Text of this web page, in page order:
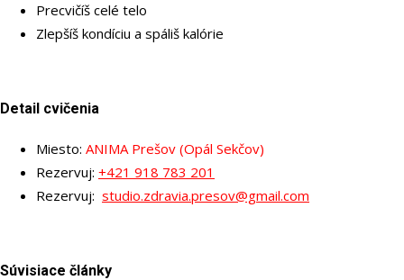
Precvičíš celé telo
Zlepšíš kondíciu a spáliš kalórie
Detail cvičenia
Miesto: ANIMA Prešov (Opál Sekčov)
Rezervuj: +421 918 783 201
Rezervuj: studio.zdravia.presov@gmail.com
Súvisiace články